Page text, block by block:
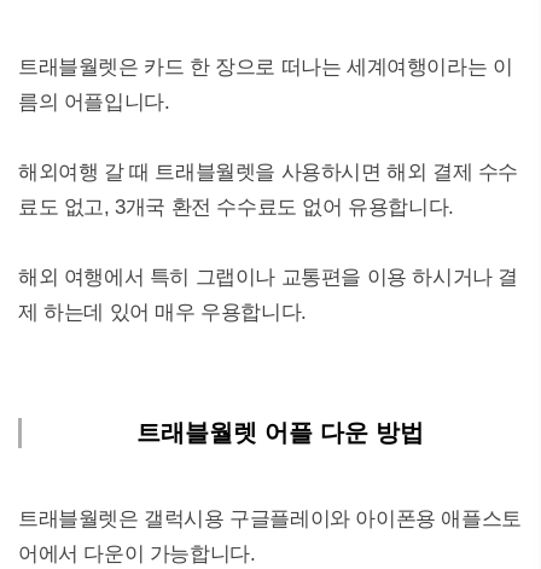
트래블월렛은 카드 한 장으로 떠나는 세계여행이라는 이
름의 어플입니다.
해외여행 갈 때 트래블월렛을 사용하시면 해외 결제 수수
료도 없고, 3개국 환전 수수료도 없어 유용합니다.
해외 여행에서 특히 그랩이나 교통편을 이용 하시거나 결
제 하는데 있어 매우 우용합니다.
트래블월렛 어플 다운 방법
트래블월렛은 갤럭시용 구글플레이와 아이폰용 애플스토
어에서 다운이 가능합니다.